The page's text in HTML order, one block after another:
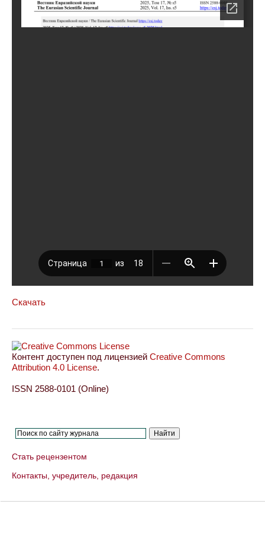
Скачать
Контент доступен под лицензией Creative Commons
Attribution 4.0 License.
ISSN 2588-0101 (Online)
Стать рецензентом
Контакты, учредитель, редакция